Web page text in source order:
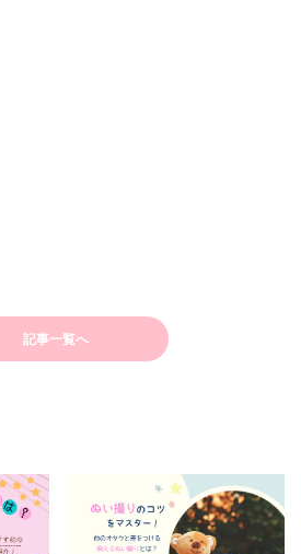
記事一覧へ